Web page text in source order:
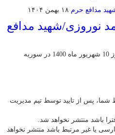
۱۸ بهمن ۱۴۰۴
نوروزی/شهید مدافع
به دلیل شدت عارضه شیمیایی در روز 10 شهریور ماه 1400 در سوریه
پس از تایید توسط تیم مدیریت
باشد منتشر نخواهد شد.
یا غیر مرتبط باشد منتشر نخواهد